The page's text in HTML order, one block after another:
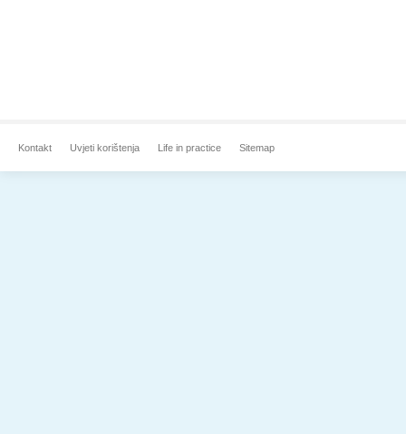
Kontakt Uvjeti korištenja Life in practice Sitemap